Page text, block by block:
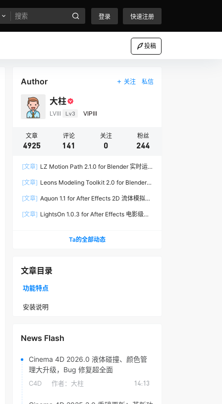
登录 快速注册
投稿
Author 关注 私信
大柱
LVIII Lv3 VIPIII
文章
4925
评论
141
关注
0
粉丝
244
[文章] LZ Motion Path 2.1.0 for Blender 实时运
[文章] Leons Modeling Toolkit 2.0 for Blender
[文章] Aquon 1.1 for After Effects 2D 流体模拟插
[文章] LightsOn 1.0.3 for After Effects 电影级镜
Ta的全部动态
文章目录
功能特点
安装说明
News Flash
Cinema 4D 2026.0 液体碰撞、颜色管
理大升级，Bug 修复超全面
C4D 作者： 大柱 14:13